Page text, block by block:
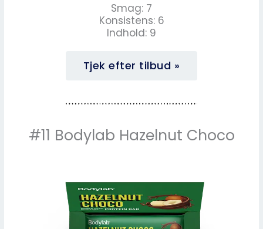
Smag: 7
Konsistens: 6
Indhold: 9
Tjek efter tilbud »
#11 Bodylab Hazelnut Choco